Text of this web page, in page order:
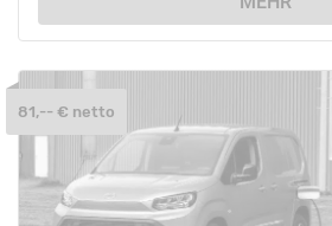
81,-- € netto